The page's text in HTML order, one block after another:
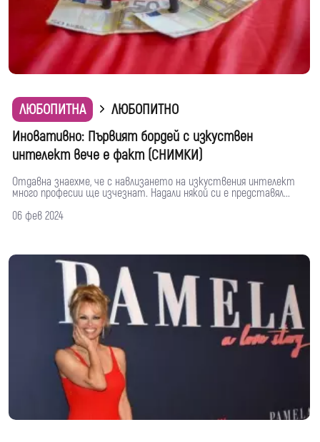
ЛЮБОПИТНА
ЛЮБОПИТНО
Иновативно: Първият бордей с изкуствен
интелект вече е факт (СНИМКИ)
Отдавна знаехме, че с навлизането на изкуствения интелект
много професии ще изчезнат. Надали някой си е представял...
06 фев 2024